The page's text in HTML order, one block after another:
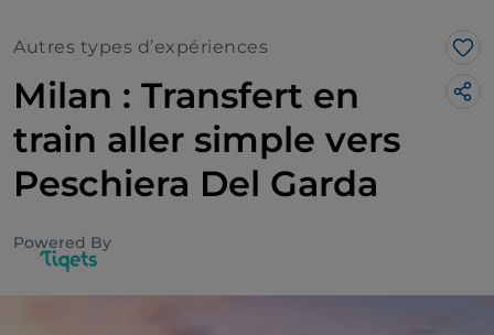
Autres types d’expériences
Milan : Transfert en
train aller simple vers
Peschiera Del Garda
Powered By